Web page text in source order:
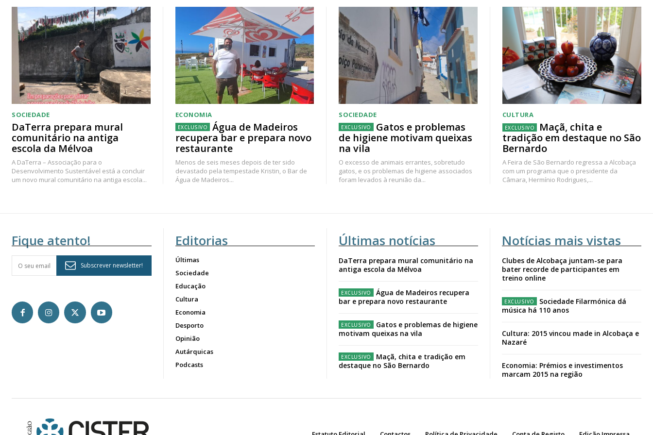
SOCIEDADE
DaTerra prepara mural
comunitário na antiga
escola da Mélvoa
A DaTerra – Associação para o
Desenvolvimento Sustentável está a concluir
um novo mural comunitário na antiga escola...
ECONOMIA
Água de Madeiros
recupera bar e prepara novo
restaurante
Menos de seis meses depois de ter sido
devastado pela tempestade Kristin, o Bar de
Água de Madeiros...
SOCIEDADE
Gatos e problemas
de higiene motivam queixas
na vila
O excesso de animais errantes, sobretudo
gatos, e os problemas de higiene associados
foram levados à reunião da...
CULTURA
Maçã, chita e
tradição em destaque no São
Bernardo
A Feira de São Bernardo regressa a Alcobaça
com um programa que o presidente da
Câmara, Hermínio Rodrigues,...
Fique atento!
Subscrever newsletter!
Editorias
Últimas
Sociedade
Educação
Cultura
Economia
Desporto
Opinião
Autárquicas
Podcasts
Últimas notícias
DaTerra prepara mural comunitário na
antiga escola da Mélvoa
Água de Madeiros recupera
bar e prepara novo restaurante
Gatos e problemas de higiene
motivam queixas na vila
Maçã, chita e tradição em
destaque no São Bernardo
Notícias mais vistas
Clubes de Alcobaça juntam-se para
bater recorde de participantes em
treino online
Sociedade Filarmónica dá
música há 110 anos
Cultura: 2015 vincou made in Alcobaça e
Nazaré
Economia: Prémios e investimentos
marcam 2015 na região